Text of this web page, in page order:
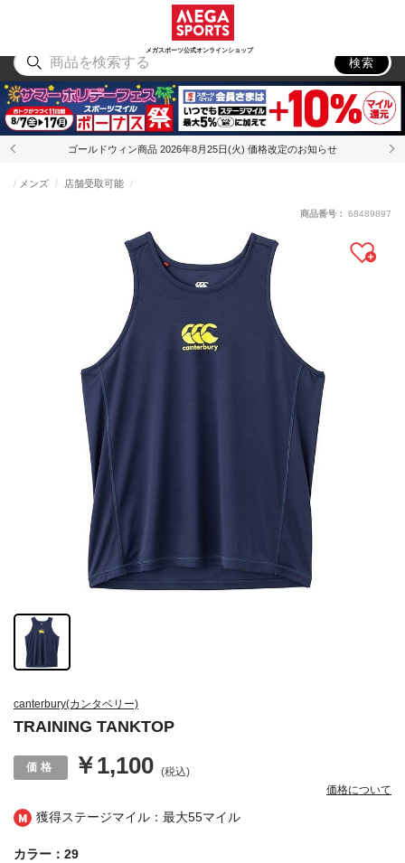
メガスポーツ公式オンラインショップ
アウトドア
検索
ゴールドウィン商品 2026年8月25日(火) 価格改定のお知らせ
獲得ステージマイル：最大55マイル
canterbury(カンタベリー)
TRAINING TANKTOP
メンズ 店舗受取可能
￥1,100 (税込)
価格について
商品番号： 68489897
カラー：29